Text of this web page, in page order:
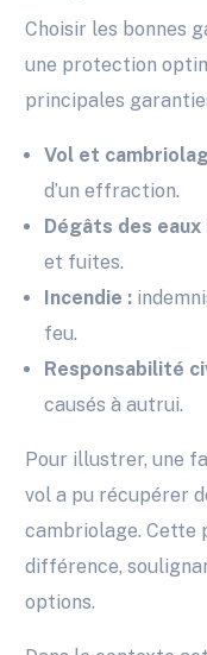
Choisir les bonnes
une protection
principales
Vol et
d’un effraction.
Dégâts des eaux
et fuites.
Incendie :
feu.
Responsabilité
causés à autrui.
Pour illustrer, une
vol a pu récupérer
cambriolage.
différence,
options.